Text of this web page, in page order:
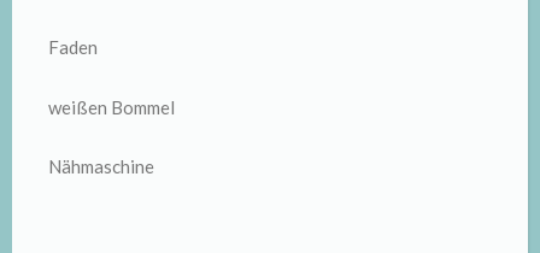
Faden
weißen Bommel
Nähmaschine